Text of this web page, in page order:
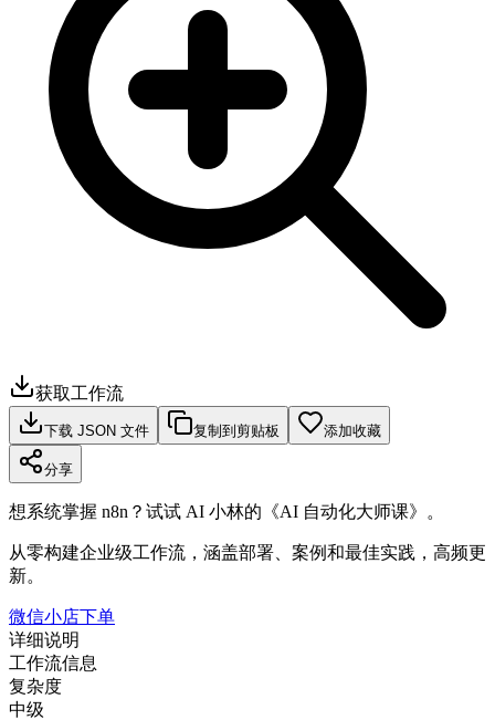
获取工作流
下载 JSON 文件 复制到剪贴板 添加收藏
分享
想系统掌握 n8n？试试 AI 小林的《AI 自动化大师课》。
从零构建企业级工作流，涵盖部署、案例和最佳实践，高频更
新。
微信小店下单
详细说明
工作流信息
复杂度
中级